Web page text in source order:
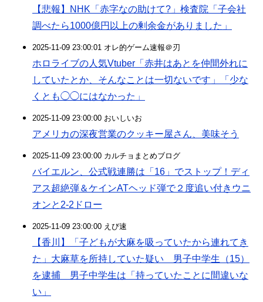
【悲報】NHK「赤字なの助けて?」検査院「子会社
調べたら1000億円以上の剰余金がありました」
2025-11-09 23:00:01 オレ的ゲーム速報＠刃
ホロライブの人気Vtuber「赤井はあとを仲間外れに
していたとか、そんなことは一切ないです」「少な
くとも◯◯にはなかった」
2025-11-09 23:00:00 おいしいお
アメリカの深夜営業のクッキー屋さん、美味そう
2025-11-09 23:00:00 カルチョまとめブログ
バイエルン、公式戦連勝は「16」でストップ！ディ
アス超絶弾＆ケインATヘッド弾で２度追い付きウニ
オンと2-2ドロー
2025-11-09 23:00:00 えび速
【香川】「子どもが大麻を吸っていたから連れてき
た」大麻草を所持していた疑い 男子中学生（15）
を逮捕 男子中学生は「持っていたことに間違いな
い」